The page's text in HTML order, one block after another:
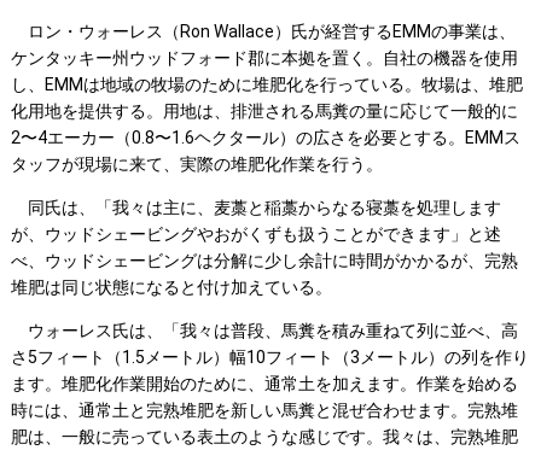
ロン・ウォーレス（Ron Wallace）氏が経営するEMMの事業は、
ケンタッキー州ウッドフォード郡に本拠を置く。自社の機器を使用
し、EMMは地域の牧場のために堆肥化を行っている。牧場は、堆肥
化用地を提供する。用地は、排泄される馬糞の量に応じて一般的に
2〜4エーカー（0.8〜1.6ヘクタール）の広さを必要とする。EMMス
タッフが現場に来て、実際の堆肥化作業を行う。
同氏は、「我々は主に、麦藁と稲藁からなる寝藁を処理します
が、ウッドシェービングやおがくずも扱うことができます」と述
べ、ウッドシェービングは分解に少し余計に時間がかかるが、完熟
堆肥は同じ状態になると付け加えている。
ウォーレス氏は、「我々は普段、馬糞を積み重ねて列に並べ、高
さ5フィート（1.5メートル）幅10フィート（3メートル）の列を作り
ます。堆肥化作業開始のために、通常土を加えます。作業を始める
時には、通常土と完熟堆肥を新しい馬糞と混ぜ合わせます。完熟堆
肥は、一般に売っている表土のような感じです。我々は、完熟堆肥